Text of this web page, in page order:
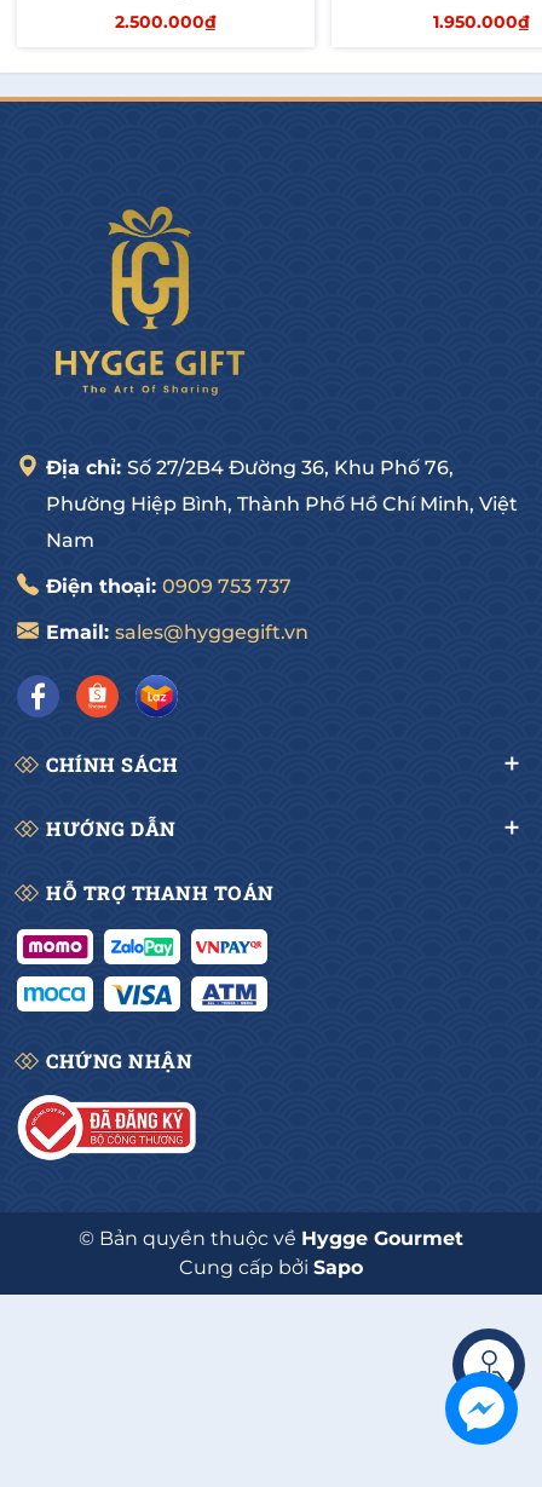
2.500.000₫
1.950.000₫
Địa chỉ: Số 27/2B4 Đường 36, Khu Phố 76,
Phường Hiệp Bình, Thành Phố Hồ Chí Minh, Việt
Nam
Điện thoại: 0909 753 737
Email: sales@hyggegift.vn
CHÍNH SÁCH
HƯỚNG DẪN
HỖ TRỢ THANH TOÁN
CHỨNG NHẬN
© Bản quyền thuộc về Hygge Gourmet
Cung cấp bởi Sapo
Liên hệ